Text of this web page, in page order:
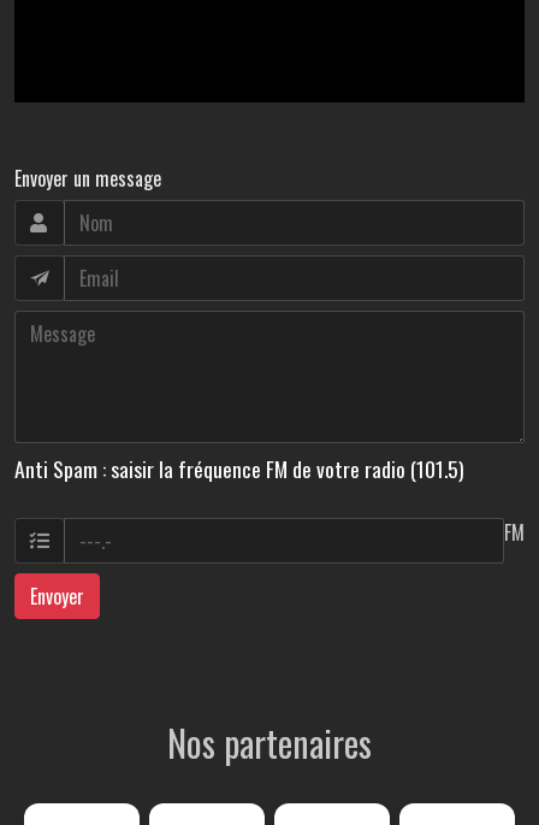
Envoyer un message
Anti Spam : saisir la fréquence FM de votre radio (101.5)
FM
Envoyer
Nos partenaires